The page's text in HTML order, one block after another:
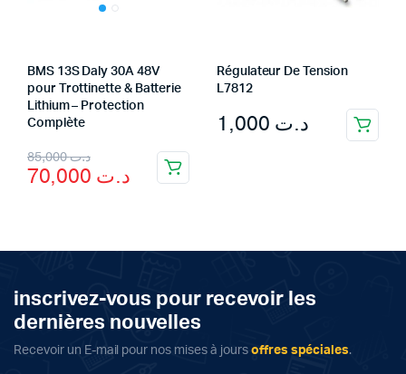
BMS 13S Daly 30A 48V
pour Trottinette & Batterie
Lithium – Protection
Complète
د.ت85,000
Original
price
د.ت 85,000.
د.ت
Current
price
د.ت 70,000.
Régulateur De Tension
L7812
د.ت
inscrivez-vous pour recevoir les
dernières nouvelles
Recevoir un E-mail pour nos mises à jours offres spéciales.